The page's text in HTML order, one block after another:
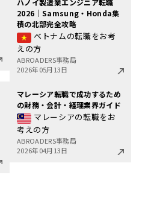
2026｜Samsung・Honda集
積の北部完全攻略
ベトナムの転職をお考
えの方
ABROADERS事務局
2026年05月13日
マレーシア転職で成功するため
の財務・会計・経理業界ガイド
マレーシアの転職をお
考えの方
ABROADERS事務局
2026年04月13日